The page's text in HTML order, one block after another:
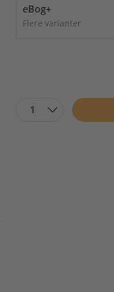
eBog+
Flere varianter
1